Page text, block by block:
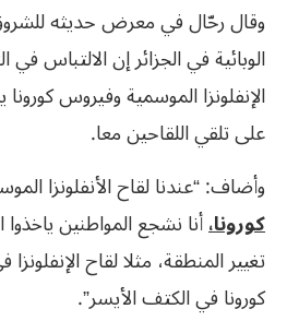
وقال رحّال في معرض حديثه
الوبائية في الجزائر إن الالتباس
الإنفلونزا الموسمية وفيروس
على تلقي اللقاحين معا.
وأضاف: “عندنا لقاح الأنفلونزا
كورونا،أنا نشجع المواطنين
تغيير المنطقة، مثلا لقاح
كورونا في الكتف الأيسر”.